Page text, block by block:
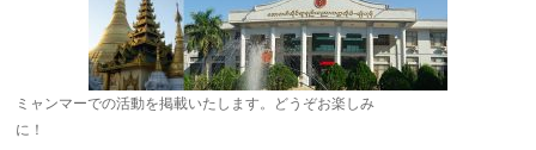
ミャンマーでの活動を掲載いたします。どうぞお楽しみ
に！